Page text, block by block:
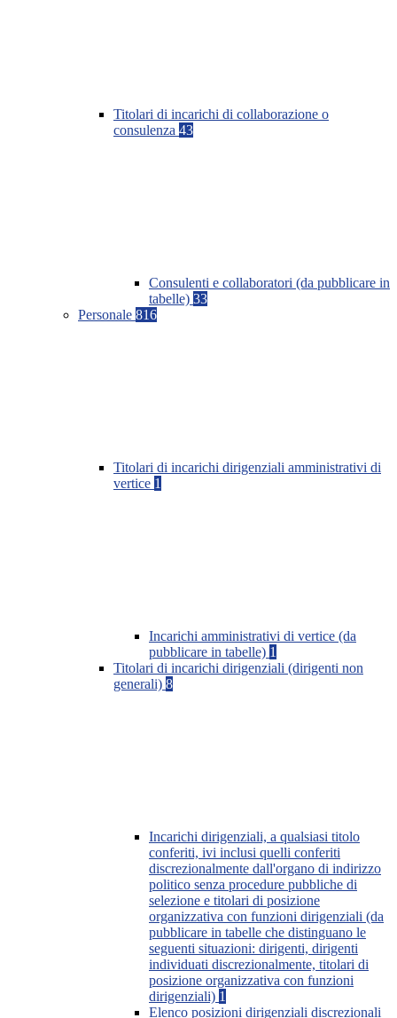
Titolari di incarichi di collaborazione o
consulenza 43
Consulenti e collaboratori (da pubblicare in
tabelle) 33
Personale 816
Titolari di incarichi dirigenziali amministrativi di
vertice 1
Incarichi amministrativi di vertice (da
pubblicare in tabelle) 1
Titolari di incarichi dirigenziali (dirigenti non
generali) 8
Incarichi dirigenziali, a qualsiasi titolo
conferiti, ivi inclusi quelli conferiti
discrezionalmente dall'organo di indirizzo
politico senza procedure pubbliche di
selezione e titolari di posizione
organizzativa con funzioni dirigenziali (da
pubblicare in tabelle che distinguano le
seguenti situazioni: dirigenti, dirigenti
individuati discrezionalmente, titolari di
posizione organizzativa con funzioni
dirigenziali) 1
Elenco posizioni dirigenziali discrezionali